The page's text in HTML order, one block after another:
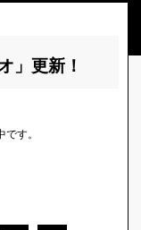
」更新！
す。